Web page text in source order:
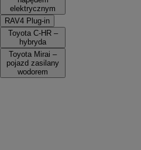
elektrycznym
RAV4 Plug-in
Toyota C-HR –
hybryda
Toyota Mirai –
pojazd zasilany
wodorem